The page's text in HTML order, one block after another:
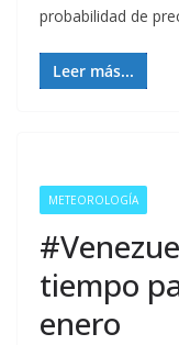
probabilidad de
Leer más...
METEOROLOGÍA
tiempo
enero